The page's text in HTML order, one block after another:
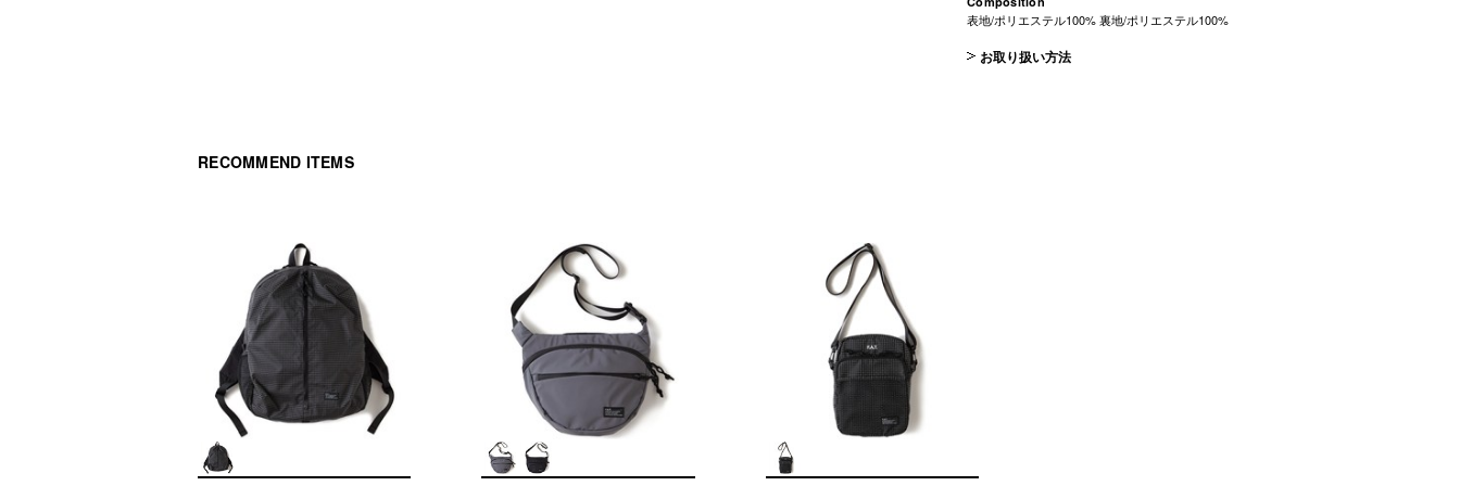
表地/ポリエステル100% 裏地/ポリエステル100%
お取り扱い方法
RECOMMEND ITEMS